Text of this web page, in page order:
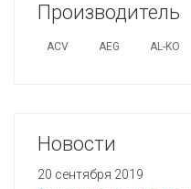
Производитель
ACV AEG AL-KO
Новости
20 сентября 2019